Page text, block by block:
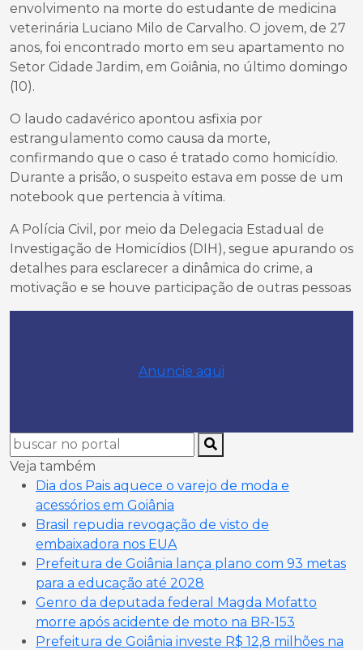
envolvimento na morte do estudante de medicina
veterinária Luciano Milo de Carvalho. O jovem, de 27
anos, foi encontrado morto em seu apartamento no
Setor Cidade Jardim, em Goiânia, no último domingo
(10).
O laudo cadavérico apontou asfixia por
estrangulamento como causa da morte,
confirmando que o caso é tratado como homicídio.
Durante a prisão, o suspeito estava em posse de um
notebook que pertencia à vítima.
A Polícia Civil, por meio da Delegacia Estadual de
Investigação de Homicídios (DIH), segue apurando os
detalhes para esclarecer a dinâmica do crime, a
motivação e se houve participação de outras pessoas
Anuncie aqui
Veja também
Dia dos Pais aquece o varejo de moda e
acessórios em Goiânia
Brasil repudia revogação de visto de
embaixadora nos EUA
Prefeitura de Goiânia lança plano com 93 metas
para a educação até 2028
Genro da deputada federal Magda Mofatto
morre após acidente de moto na BR-153
Prefeitura de Goiânia investe R$ 12,8 milhões na